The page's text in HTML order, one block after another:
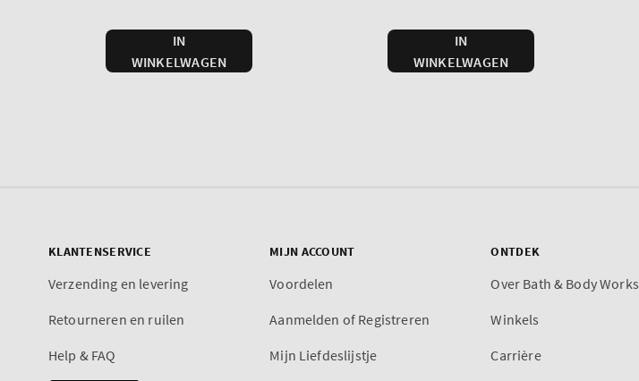
KLANTENSERVICE
Verzending en levering
Retourneren en ruilen
Help & FAQ
MIJN ACCOUNT
Voordelen
Aanmelden of Registreren
Mijn Liefdeslijstje
ONTDEK
Over Bath & Body Works
Winkels
Carrière